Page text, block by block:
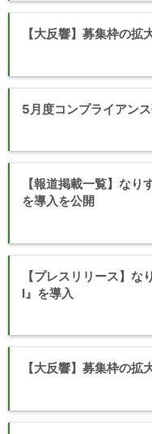
【大反響】募集枠の拡
5月度コンプライアン
【報道掲載一覧】なり
を導入を公開
【プレスリリース】
I』を導入
【大反響】募集枠の拡